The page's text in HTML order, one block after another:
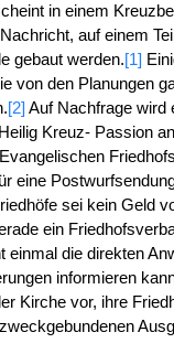
in einem
auf einem
gebaut werden.[1]
von den Planungen
[2] Auf Nachfrage wird
Kreuz- Passion
eine
sei kein Geld
ein
einmal die direkten
informieren
Kirche vor, ihre